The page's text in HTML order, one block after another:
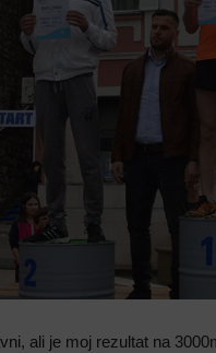
ali je moj rezultat na